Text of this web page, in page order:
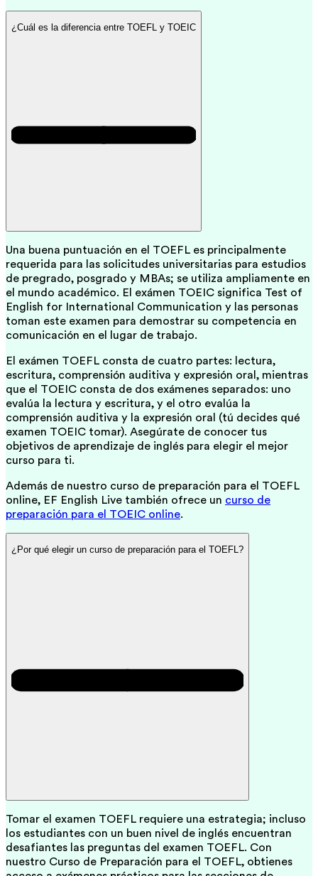
¿Cuál es la diferencia entre TOEFL y TOEIC
Una buena puntuación en el TOEFL es principalmente
requerida para las solicitudes universitarias para estudios
de pregrado, posgrado y MBAs; se utiliza ampliamente en
el mundo académico. El exámen TOEIC significa Test of
English for International Communication y las personas
toman este examen para demostrar su competencia en
comunicación en el lugar de trabajo.
El exámen TOEFL consta de cuatro partes: lectura,
escritura, comprensión auditiva y expresión oral, mientras
que el TOEIC consta de dos exámenes separados: uno
evalúa la lectura y escritura, y el otro evalúa la
comprensión auditiva y la expresión oral (tú decides qué
examen TOEIC tomar). Asegúrate de conocer tus
objetivos de aprendizaje de inglés para elegir el mejor
curso para ti.
Además de nuestro curso de preparación para el TOEFL
online, EF English Live también ofrece un curso de
preparación para el TOEIC online.
¿Por qué elegir un curso de preparación para el TOEFL?
Tomar el examen TOEFL requiere una estrategia; incluso
los estudiantes con un buen nivel de inglés encuentran
desafiantes las preguntas del examen TOEFL. Con
nuestro Curso de Preparación para el TOEFL, obtienes